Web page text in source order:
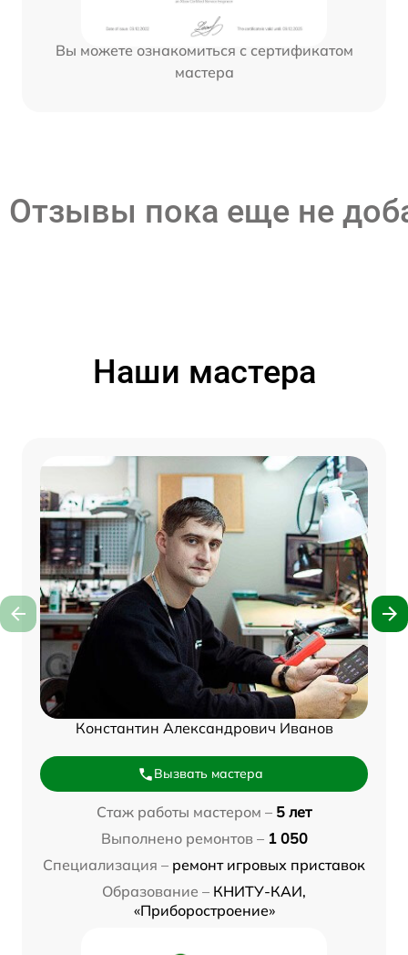
Вы можете ознакомиться с сертификатом
мастера
Отзывы пока еще не
Наши мастера
Константин Александрович Иванов
Вызвать мастера
Стаж работы мастером – 5 лет
Выполнено ремонтов – 1 050
Специализация – ремонт игровых приставок
Образование – КНИТУ-КАИ,
«Приборостроение»